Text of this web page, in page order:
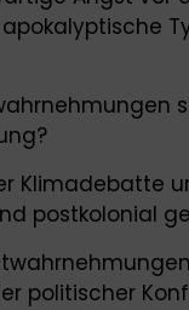
Klimadebatte
postkolonial
politischer